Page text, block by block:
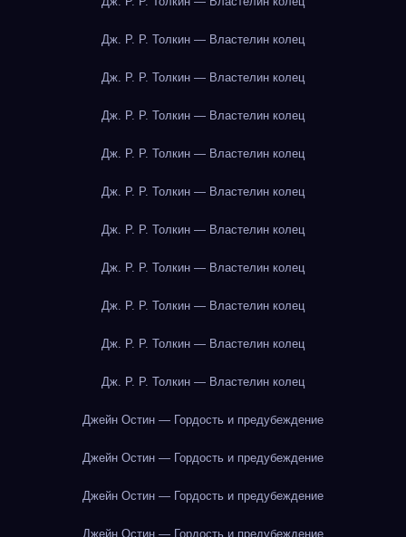
Дж. Р. Р. Толкин — Властелин колец
Дж. Р. Р. Толкин — Властелин колец
Дж. Р. Р. Толкин — Властелин колец
Дж. Р. Р. Толкин — Властелин колец
Дж. Р. Р. Толкин — Властелин колец
Дж. Р. Р. Толкин — Властелин колец
Дж. Р. Р. Толкин — Властелин колец
Дж. Р. Р. Толкин — Властелин колец
Дж. Р. Р. Толкин — Властелин колец
Дж. Р. Р. Толкин — Властелин колец
Джейн Остин — Гордость и предубеждение
Джейн Остин — Гордость и предубеждение
Джейн Остин — Гордость и предубеждение
Джейн Остин — Гордость и предубеждение